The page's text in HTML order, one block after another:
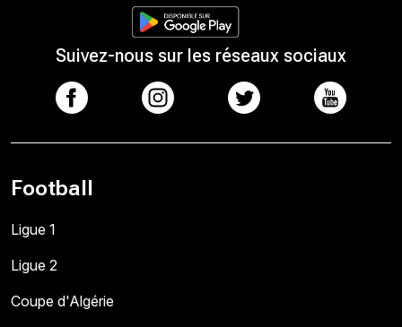
Suivez-nous sur les réseaux sociaux
Football
Ligue 1
Ligue 2
Coupe d'Algérie